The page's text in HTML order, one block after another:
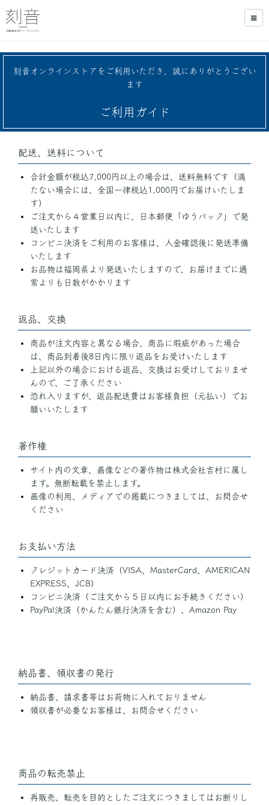
刻音オンラインストアをご利用いただき、誠にありがとうござい
ます
ご利用ガイド
配送、送料について
合計金額が税込7,000円以上の場合は、送料無料です（満
たない場合には、全国一律税込1,000円でお届けいたしま
す）
ご注文から４営業日以内に、日本郵便「ゆうパック」で発
送いたします
コンビニ決済をご利用のお客様は、入金確認後に発送準備
いたします
お品物は福岡県より発送いたしますので、お届けまでに通
常よりも日数がかかります
返品、交換
商品が注文内容と異なる場合、商品に瑕疵があった場合
は、商品到着後8日内に限り返品をお受けいたします
上記以外の場合における返品、交換はお受けしておりませ
んので、ご了承ください
恐れ入りますが、返品配送費はお客様負担（元払い）でお
願いいたします
著作権
サイト内の文章、画像などの著作物は株式会社吉村に属し
ます。無断転載を禁止します。
画像の利用、メディアでの掲載につきましては、お問合せ
ください
お支払い方法
クレジットカード決済（VISA、MasterCard、AMERICAN
EXPRESS、JCB）
コンビニ決済（ご注文から５日以内にお手続きください）
PayPal決済（かんたん銀行決済を含む）、Amazon Pay
納品書、領収書の発行
納品書、請求書等はお荷物に入れておりません
領収書が必要なお客様は、お問合せください
商品の転売禁止
再販売、転売を目的としたご注文につきましてはお断りし